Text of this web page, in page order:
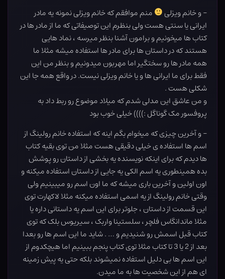
– و خانم ویزلی
منم موافقم که خانم ویزلی نمونه یه مادر
ایرانی یا سنتی هست ولی بنظرم این توصیفاتی که ما از مادر ها در
کتاب ها میخونیم و برامون آشنا بنظر میرسه ، نماد هایی
هستند که در داستان ها برای مادر ها استفاده میشه مثلا ما
همه مادر ها رو سختگیر اما مهربون میدونیم و بنظر من این
فقط برای ما ایرانی ها و یا خانم ویزلی نیست. در واقع همه جا این
شکلی هست .
و من عاشق این مدلی شدم که میلاد موضوع رو ربط داد به
پروفسور مک گوناگل :)))) خیلی خوب بود
– و آخرین چیزی که میخوام بگم اینه که استفاده خانم رولینگ از
اسم ها استفاده ی خیلی دقیقی هست مثلا من توی بقیه کتاب
ها دیدم که برای اینکه نویسنده یه بخشی از داستان رو پوشش
بده همینطوری یه اسم الکی یه جایی از داستان استفاده میکنه و
اون اولین و آخرین باری میشه که ما اون اسم رو میبینیم ولی
وقتی خانم رولینگ از یه اسمی استفاده میکنه مثلا لاکهارت توی
این قسمت از داستان ، جلوتر برای این اسم یه داستانی داره یا
مثلا ماندانگاس فلچر ، سلستینا واربک ، سیریوس بلک که توی
کتاب قبل اسمش رو شنیدیم و … . شاید ما این اسم ها رو بعدا
بعد از 2 یا 3 تا کتاب مثلا توی کتاب پنجم ببینیم اما هیچکدوم از
این اسم ها بی دلیل استفاده نمیشوند بلکه حتی یه پیش زمینه
ای هم از این شخصیت ها به ما میدن.